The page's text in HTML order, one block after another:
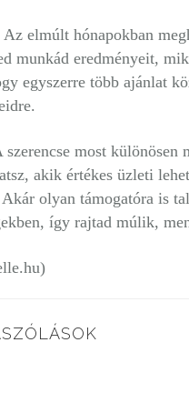
Az elmúlt hónapokban
munkád eredményeit,
egyszerre több ajánlat
szerencse most különösen
akik értékes üzleti
Akár olyan támogatóra is
így rajtad múlik,